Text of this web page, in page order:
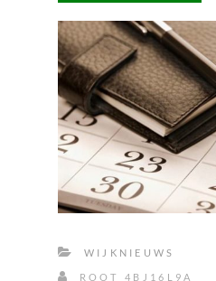
WIJKNIEUWS
ROOT_4BJ16L9A